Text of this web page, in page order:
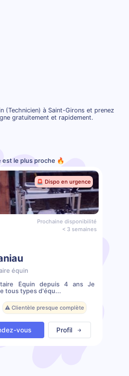
(Technicien) à Saint-Girons et prenez
gratuitement et rapidement.
est le plus proche 🔥
🚨 Dispo en urgence
Prochaine disponibilité
< 3 semaines
équin
Équin depuis 4 ans Je
tous types d'équ...
⚠️ Clientèle presque complète
vous Profil